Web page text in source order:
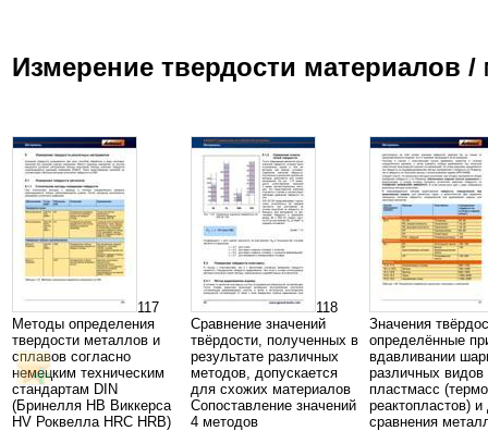
Измерение твердости материалов /
117
Методы определения
твердости металлов и
сплавов согласно
немецким техническим
стандартам DIN
(Бринелля HB Виккерса
HV Роквелла HRC HRB)
118
Сравнение значений
твёрдости, полученных в
результате различных
методов, допускается
для схожих материалов
Cопоставление значений
4 методов
Значения
определённые
вдавливании
различных видов
пластмасс
реактопластов) и
сравнения